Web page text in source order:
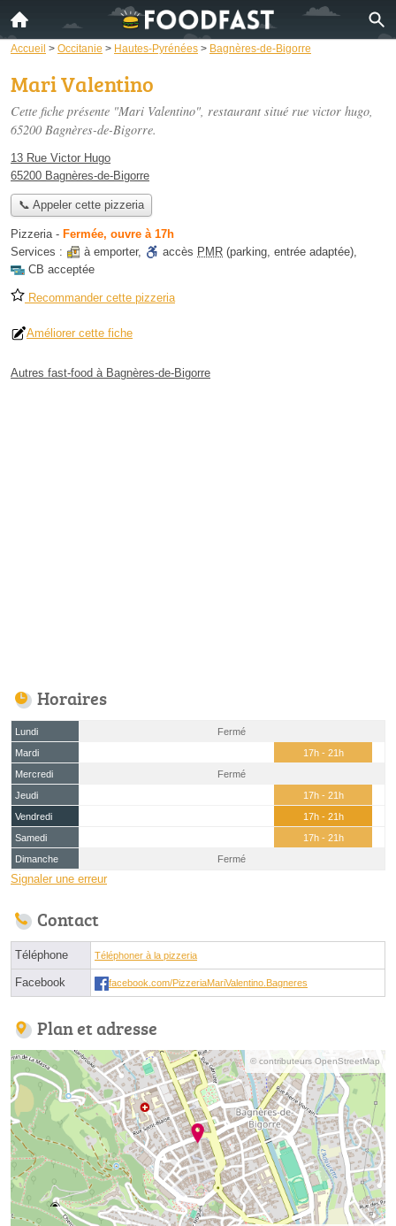
Accueil > Occitanie > Hautes-Pyrénées > Bagnères-de-Bigorre
Mari Valentino
Cette fiche présente "Mari Valentino", restaurant situé rue victor hugo,
65200 Bagnères-de-Bigorre.
13 Rue Victor Hugo
65200 Bagnères-de-Bigorre
📞 Appeler cette pizzeria
Pizzeria- Fermée, ouvre à 17h
Services :
à emporter, accès PMR (parking, entrée adaptée),
CB acceptée
Recommander cette pizzeria
Améliorer cette fiche
Autres fast-food à Bagnères-de-Bigorre
Horaires
Lundi
Fermé
Mardi
17h - 21h
Mercredi
Fermé
Jeudi
17h - 21h
Vendredi
17h - 21h
Samedi
17h - 21h
Dimanche
Fermé
Signaler une erreur
Contact
Téléphone Téléphoner à la pizzeria
Facebook facebook.com/PizzeriaMariValentino.Bagneres
Plan et adresse
© contributeurs OpenStreetMap